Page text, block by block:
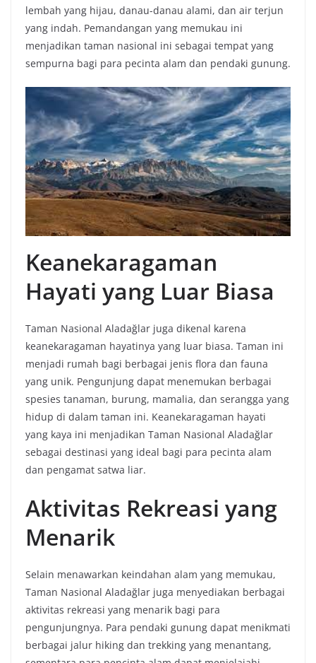
lembah yang hijau, danau-danau alami, dan air terjun
yang indah. Pemandangan yang memukau ini
menjadikan taman nasional ini sebagai tempat yang
sempurna bagi para pecinta alam dan pendaki gunung.
Keanekaragaman
Hayati yang Luar Biasa
Taman Nasional Aladağlar juga dikenal karena
keanekaragaman hayatinya yang luar biasa. Taman ini
menjadi rumah bagi berbagai jenis flora dan fauna
yang unik. Pengunjung dapat menemukan berbagai
spesies tanaman, burung, mamalia, dan serangga yang
hidup di dalam taman ini. Keanekaragaman hayati
yang kaya ini menjadikan Taman Nasional Aladağlar
sebagai destinasi yang ideal bagi para pecinta alam
dan pengamat satwa liar.
Aktivitas Rekreasi yang
Menarik
Selain menawarkan keindahan alam yang memukau,
Taman Nasional Aladağlar juga menyediakan berbagai
aktivitas rekreasi yang menarik bagi para
pengunjungnya. Para pendaki gunung dapat menikmati
berbagai jalur hiking dan trekking yang menantang,